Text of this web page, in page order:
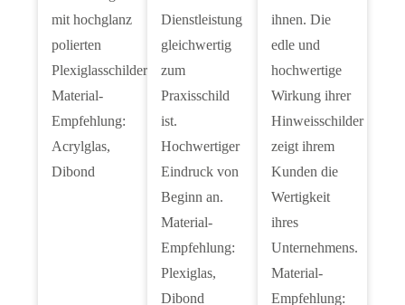
mit hochglanz
polierten
Plexiglasschildern.
Material-
Empfehlung:
Acrylglas,
Dibond
Dienstleistung
gleichwertig
zum
Praxisschild
ist.
Hochwertiger
Eindruck von
Beginn an.
Material-
Empfehlung:
Plexiglas,
Dibond
ihnen. Die
edle und
hochwertige
Wirkung ihrer
Hinweisschilder
zeigt ihrem
Kunden die
Wertigkeit
ihres
Unternehmens.
Material-
Empfehlung: